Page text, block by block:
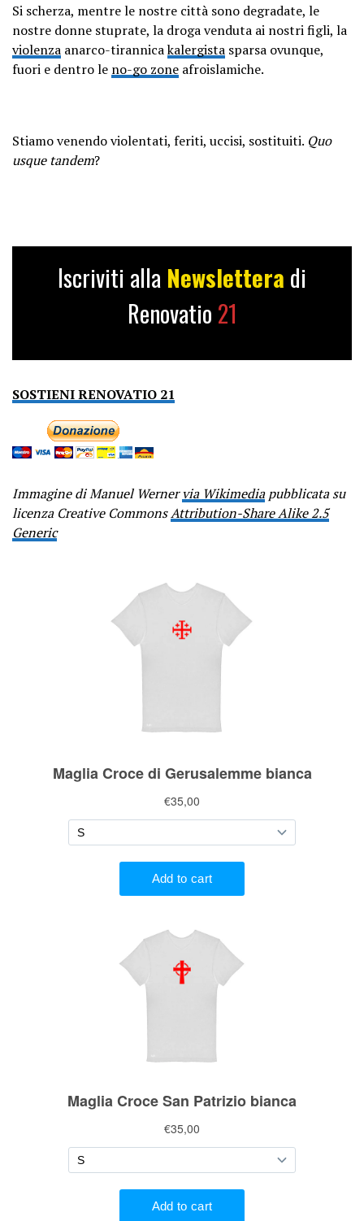
Si scherza, mentre le nostre città sono degradate, le
nostre donne stuprate, la droga venduta ai nostri figli, la
violenza anarco-tirannicakalergista sparsa ovunque,
fuori e dentro le no-go zone afroislamiche.
Stiamo venendo violentati, feriti, uccisi, sostituiti. Quo
usque tandem?
Iscriviti alla Newslettera di
Renovatio 21
SOSTIENI RENOVATIO 21
Immagine di Manuel Wernervia Wikimediapubblicata su
licenza Creative CommonsAttribution-Share Alike 2.5
Generic